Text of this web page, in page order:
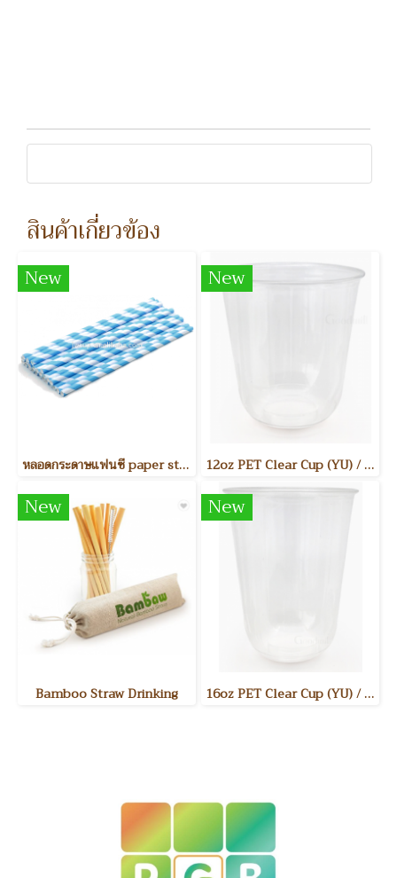
สินค้าเกี่ยวข้อง
New
หลอดกระดาษแฟนซี paper straw
New
12oz PET Clear Cup (YU) / แก้วพลาสติกใส PET 12 ออนซ์ รุ่น YU ขนาดสินค้า : Dia. 90mm 50ชิ้น/แพค 1,000 ชิ้น/ลัง
New
Bamboo Straw Drinking
New
16oz PET Clear Cup (YU) / แก้วพลาสติกใส PET 16 ออนซ์ รุ่น YU ขนาดสินค้า : Dia. 90mm 50ชิ้น/แพค 1,000ชิ้น/ลัง